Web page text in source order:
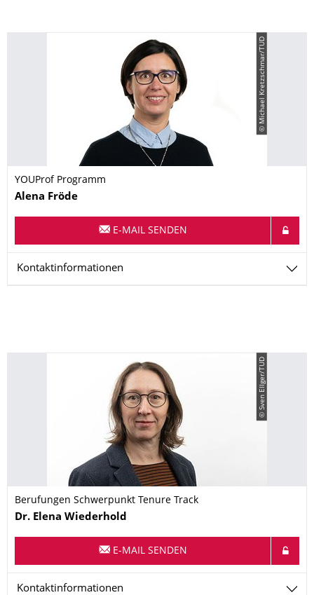
© Michael Kretzschmar/TUD
YOUProf Programm
Name
Alena Fröde
E-MAIL SENDEN
Kontaktinformationen
© Sven Ellger/TUD
Berufungen Schwerpunkt Tenure Track
Name
Dr. Elena Wiederhold
E-MAIL SENDEN
Kontaktinformationen